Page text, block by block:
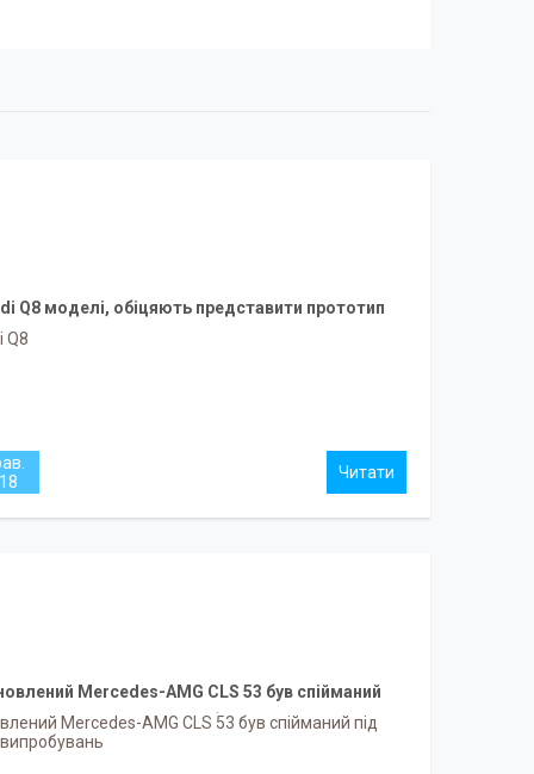
Q8 моделі, обіцяють представити прототип
на Пекінському автосалоні Auto China 2018
Q8
Mercedes-AMG CLS 53 був спійманий
під час випробувань
Mercedes-AMG CLS 53 був спійманий під